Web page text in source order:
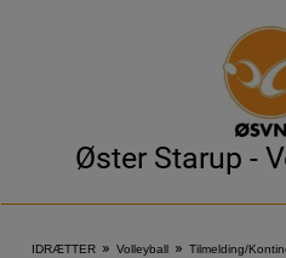
Øster Starup -
IDRÆTTER » Volleyball » Tilmelding/